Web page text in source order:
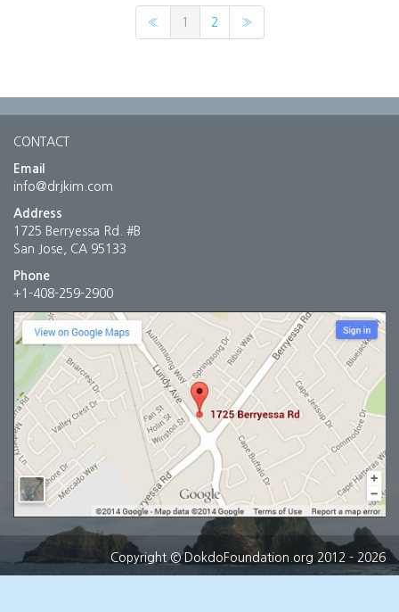
« 1 2 »
CONTACT
Email
info@drjkim.com
Address
1725 Berryessa Rd. #B
San Jose, CA 95133
Phone
+1-408-259-2900
Copyright © DokdoFoundation.org 2012 - 2026